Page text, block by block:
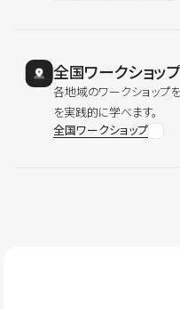
全国ワークショップ
各地域のワークショップ
を実践的に学べます。
全国ワークショップ